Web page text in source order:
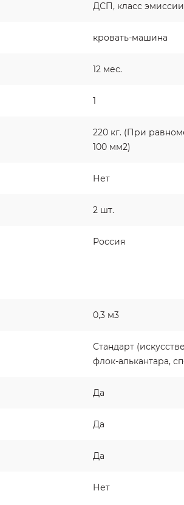
ДСП, класс
кровать-машина
12 мес.
1
220 кг. (При
100 мм2)
Нет
2 шт.
Россия
0,3 м3
Стандарт
флок-алькантара,
Да
Да
Да
Нет